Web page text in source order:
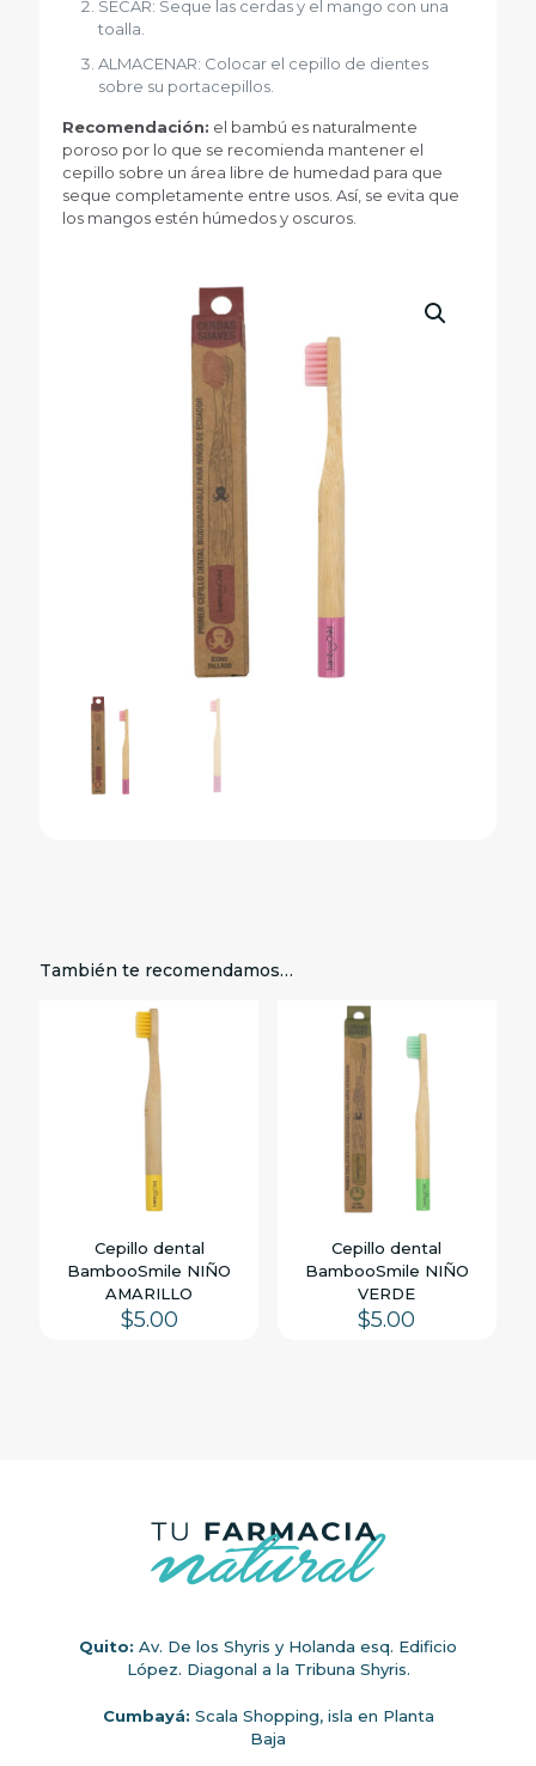
SECAR: Seque las cerdas y el mango con una
toalla.
ALMACENAR: Colocar el cepillo de dientes
sobre su portacepillos.
Recomendación: el bambú es naturalmente
poroso por lo que se recomienda mantener el
cepillo sobre un área libre de humedad para que
seque completamente entre usos. Así, se evita que
los mangos estén húmedos y oscuros.
También te recomendamos…
Cepillo dental
BambooSmile NIÑO
AMARILLO
$5.00
Cepillo dental
BambooSmile NIÑO
VERDE
$5.00
Quito: Av. De los Shyris y Holanda esq. Edificio
López. Diagonal a la Tribuna Shyris.
Cumbayá: Scala Shopping, isla en Planta
Baja